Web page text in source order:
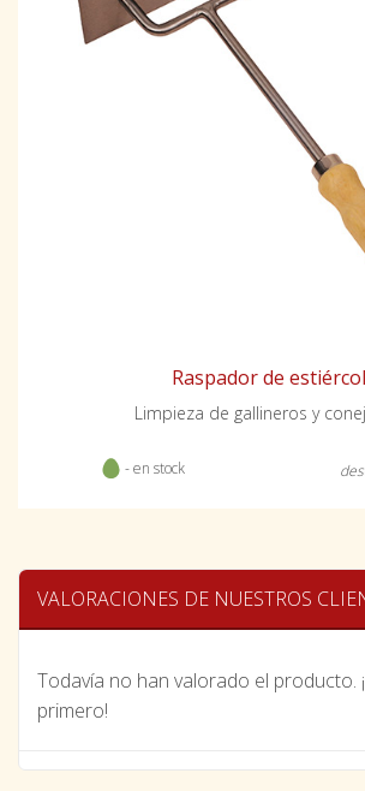
Raspador de estiércol
Limpieza de gallineros y
- en stock
VALORACIONES DE NUESTROS
Todavía no han valorado el producto.
primero!